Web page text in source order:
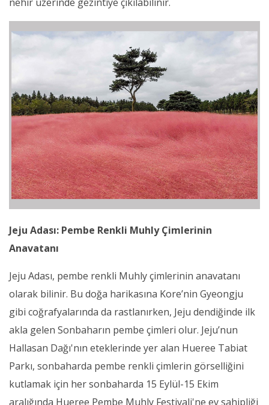
Jeju Adası: Pembe Renkli Muhly Çimlerinin
Anavatanı
Jeju Adası, pembe renkli Muhly çimlerinin anavatanı
olarak bilinir. Bu doğa harikasına Kore’nin Gyeongju
gibi coğrafyalarında da rastlanırken, Jeju dendiğinde ilk
akla gelen Sonbaharın pembe çimleri olur. Jeju’nun
Hallasan Dağı'nın eteklerinde yer alan Hueree Tabiat
Parkı, sonbaharda pembe renkli çimlerin görselliğini
kutlamak için her sonbaharda 15 Eylül-15 Ekim
aralığında Hueree Pembe Muhly Festivali'ne ev sahipliği